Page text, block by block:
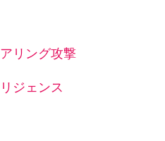
リング攻撃
ジェンス